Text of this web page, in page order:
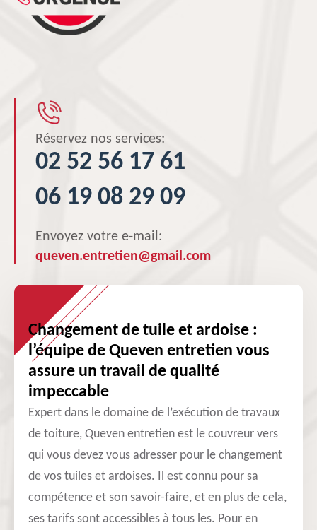
Réservez nos services:
02 52 56 17 61
06 19 08 29 09
Envoyez votre e-mail:
queven.entretien@gmail.com
Changement de tuile et ardoise :
l’équipe de Queven entretien vous
assure un travail de qualité
impeccable
Expert dans le domaine de l’exécution de travaux
de toiture, Queven entretien est le couvreur vers
qui vous devez vous adresser pour le changement
de vos tuiles et ardoises. Il est connu pour sa
compétence et son savoir-faire, et en plus de cela,
ses tarifs sont accessibles à tous les. Pour en